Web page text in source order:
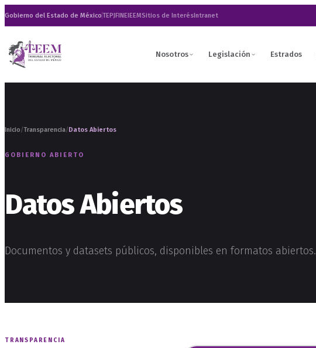
Gobierno del Estado de MéxicoTEPJFINEIEEMSitios de InterésIntranet
Nosotros Legislación Estrados
Inicio/Transparencia/Datos Abiertos
GOBIERNO ABIERTO
Datos Abiertos
Documentos y datasets públicos, disponibles en formatos abiertos.
TRANSPARENCIA